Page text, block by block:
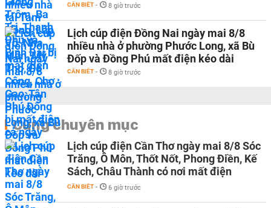
CẦN BIẾT - 8 giờ trước
Lịch cúp điện Đồng Nai ngày mai 8/8
nhiều nhà ở phường Phước Long, xã Bù
Đốp và Đồng Phú mất điện kéo dài
CẦN BIẾT - 8 giờ trước
Cùng chuyên mục
Lịch cúp điện Cần Thơ ngày mai 8/8 Sóc
Trăng, Ô Môn, Thốt Nốt, Phong Điền, Kế
Sách, Châu Thành có nơi mất điện
CẦN BIẾT - 6 giờ trước